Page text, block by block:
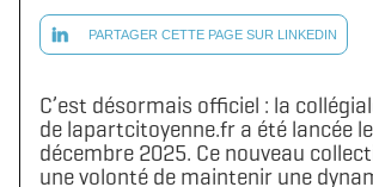
PARTAGER CETTE PAGE SUR LINKEDIN
C’est désormais officiel : la
de lapartcitoyenne.fr a été lancée
décembre 2025. Ce nouveau
une volonté de maintenir une